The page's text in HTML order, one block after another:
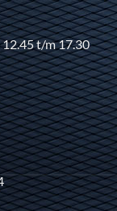
12.45 t/m 17.30